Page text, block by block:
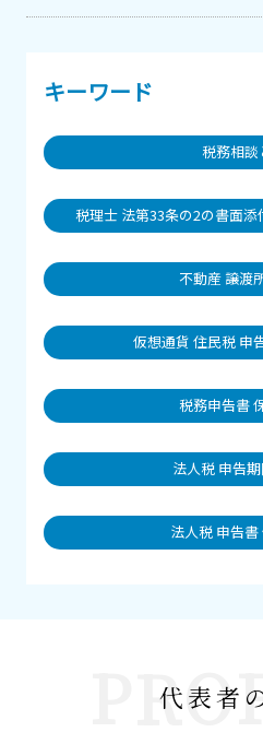
キーワード
税務相談
税理士 法第33条の2の書面
不動産 譲渡
仮想通貨 住民税 申
税務申告書
法人税 申告
法人税 申告
代表者